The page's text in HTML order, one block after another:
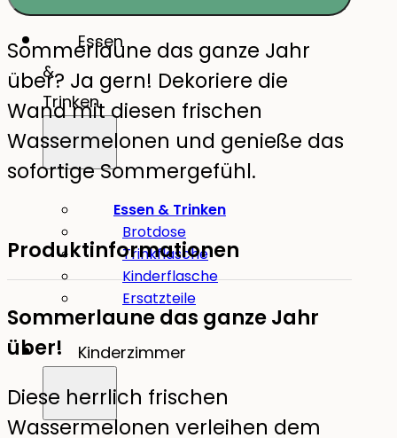
Essen
&
Trinken
Essen & Trinken
Brotdose
Trinkflasche
Kinderflasche
Ersatzteile
Kinderzimmer
Sommerlaune das ganze Jahr
über? Ja gern! Dekoriere die
Wand mit diesen frischen
Wassermelonen und genieße das
sofortige Sommergefühl.
Produktinformationen
Sommerlaune das ganze Jahr
über!
Diese herrlich frischen
Wassermelonen verleihen dem